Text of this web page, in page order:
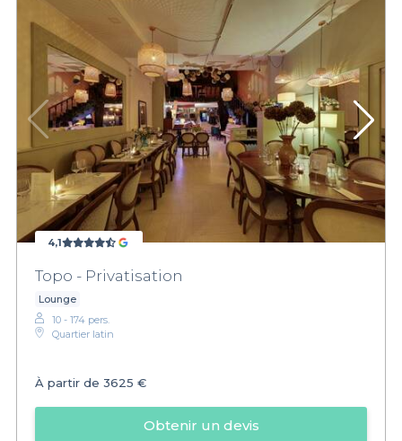
4,1
Topo - Privatisation
Lounge
10 - 174 pers.
Quartier latin
À partir de 3625 €
Obtenir un devis